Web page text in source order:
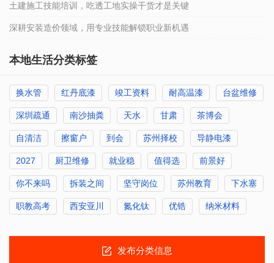
土建施工技能培训，吃透工地实操干货才是关键
深耕安装造价领域，用专业技能解锁职业新机遇
本地生活分类标签
换水管 红丹底漆 竣工资料 耐高温漆 台盆维修
深圳疏通 南沙抽粪 天水 甘肃 茶博会
自清洁 擦窗户 到会 苏州择校 导静电漆
2027 厨卫维修 就业稳 值得选 前景好
你不来吗 拆装之间 坚守岗位 苏州教育 下水塞
职教高考 西安亚川 氮化钛 优锆 纳米材料
发布分类信息